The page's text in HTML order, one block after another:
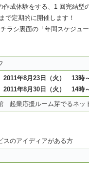
作成体験をする、1 回完結型
で定期的に開催します！
ラシ裏面の「年間スケジュ
2011年8月23日（火） 13時
年8月30日（火） 14時
起業応援ルーム芽でるネッ
スのアイディアがある方